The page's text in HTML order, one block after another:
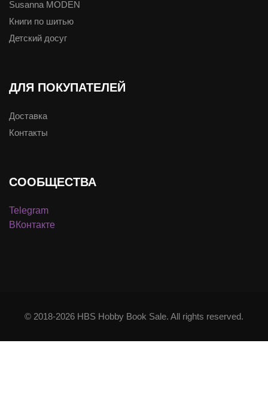
Susanna MODEN
Книги по шитью
Детский досуг
ДЛЯ ПОКУПАТЕЛЕЙ
Доставка
Контакты
СООБЩЕСТВА
Telegram
ВКонтакте
© 2018-2026 HBS Hobby Book Sale. All rights reserved.